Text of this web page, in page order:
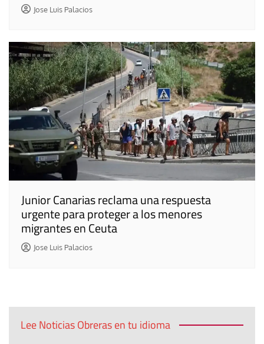
Jose Luis Palacios
Junior Canarias reclama una respuesta
urgente para proteger a los menores
migrantes en Ceuta
Jose Luis Palacios
Lee Noticias Obreras en tu idioma